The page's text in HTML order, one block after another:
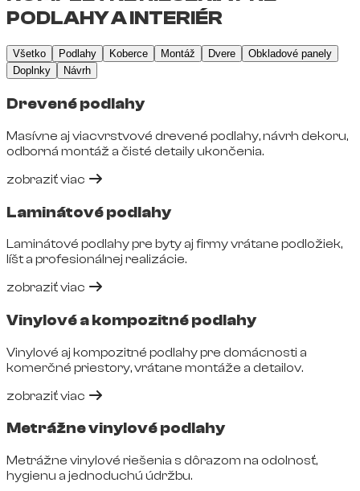
PODLAHY A INTERIÉR
Všetko Podlahy Koberce Montáž Dvere
Obkladové panely
Doplnky
Návrh
Drevené podlahy
Masívne aj viacvrstvové drevené podlahy, návrh dekoru,
odborná montáž a čisté detaily ukončenia.
zobraziť viac
Laminátové podlahy
Laminátové podlahy pre byty aj firmy vrátane podložiek,
líšt a profesionálnej realizácie.
zobraziť viac
Vinylové a kompozitné podlahy
Vinylové aj kompozitné podlahy pre domácnosti a
komerčné priestory, vrátane montáže a detailov.
zobraziť viac
Metrážne vinylové podlahy
Metrážne vinylové riešenia s dôrazom na odolnosť,
hygienu a jednoduchú údržbu.